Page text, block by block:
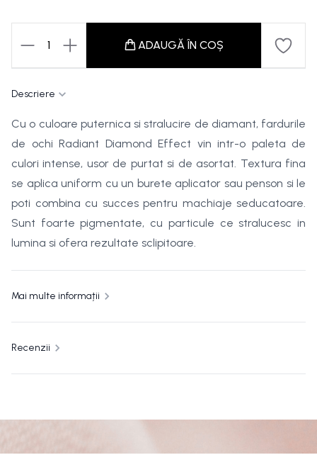
1 ADAUGĂ ÎN COȘ
Descriere
Cu o culoare puternica si stralucire de diamant, fardurile
de ochi Radiant Diamond Effect vin intr-o paleta de
culori intense, usor de purtat si de asortat. Textura fina
se aplica uniform cu un burete aplicator sau penson si le
poti combina cu succes pentru machiaje seducatoare.
Sunt foarte pigmentate, cu particule ce stralucesc in
lumina si ofera rezultate sclipitoare.
Mai multe informații
Recenzii